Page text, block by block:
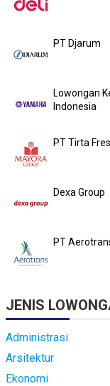
PT Djarum
Lowongan
Indonesia
PT Tirta
Dexa Group
PT
JENIS
Administrasi
Arsitektur
Ekonomi